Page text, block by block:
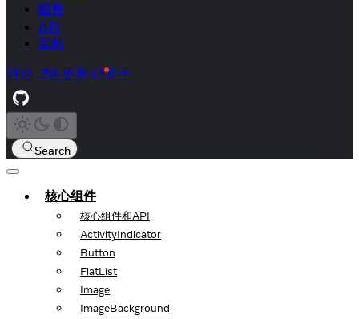
组件
API
架构
讨论 热更新 关于
Search
核心组件
核心组件和API
ActivityIndicator
Button
FlatList
Image
ImageBackground